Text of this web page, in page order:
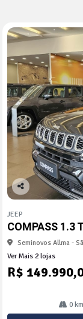
Co
arti
lhe
JEEP
COMPASS 1.3
Seminovos Allma -
Ver Mais 2 lojas
R$
0 km